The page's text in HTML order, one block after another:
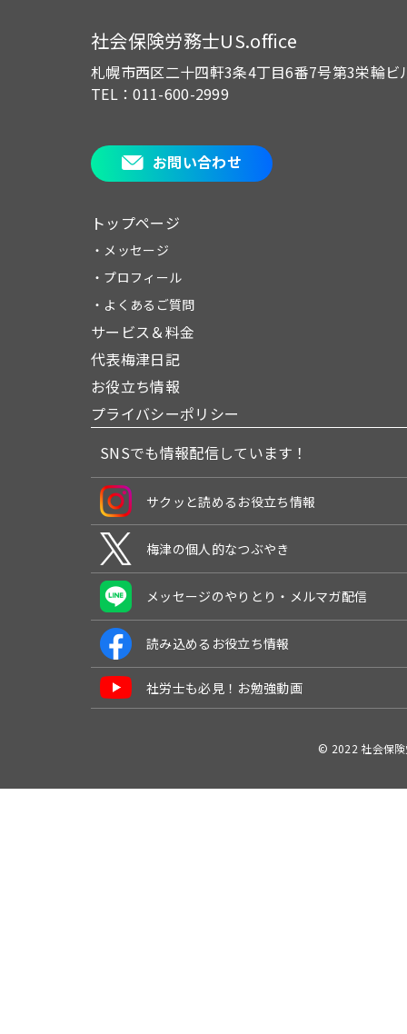
社会保険労務士US.office
札幌市西区二十四軒3条4丁目6番7号第3栄輪ビ
TEL：011-600-2999
お問い合わせ
トップページ
・メッセージ
・プロフィール
・よくあるご質問
サービス＆料金
代表梅津日記
お役立ち情報
プライバシーポリシー
SNSでも情報配信しています！
サクッと読めるお役立ち情報
梅津の個人的なつぶやき
メッセージのやりとり・メルマガ配信
読み込めるお役立ち情報
社労士も必見！お勉強動画
© 2022 社会保